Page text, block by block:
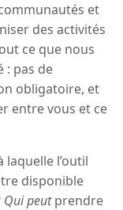
et
des activités
ce que nous
: pas de
obligatoire, et
entre vous et ce
l’outil
disponible
Qui peutprendre